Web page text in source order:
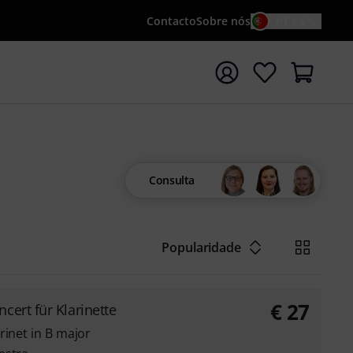
ContactoSobre nós
pesquisa com o termo de pesquisa {searchTerm}
Consulta
Popularidade
für Klarinette
in B major
€ 27